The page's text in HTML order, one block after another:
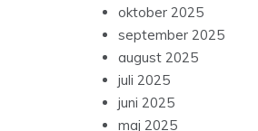
oktober 2025
september 2025
august 2025
juli 2025
juni 2025
maj 2025